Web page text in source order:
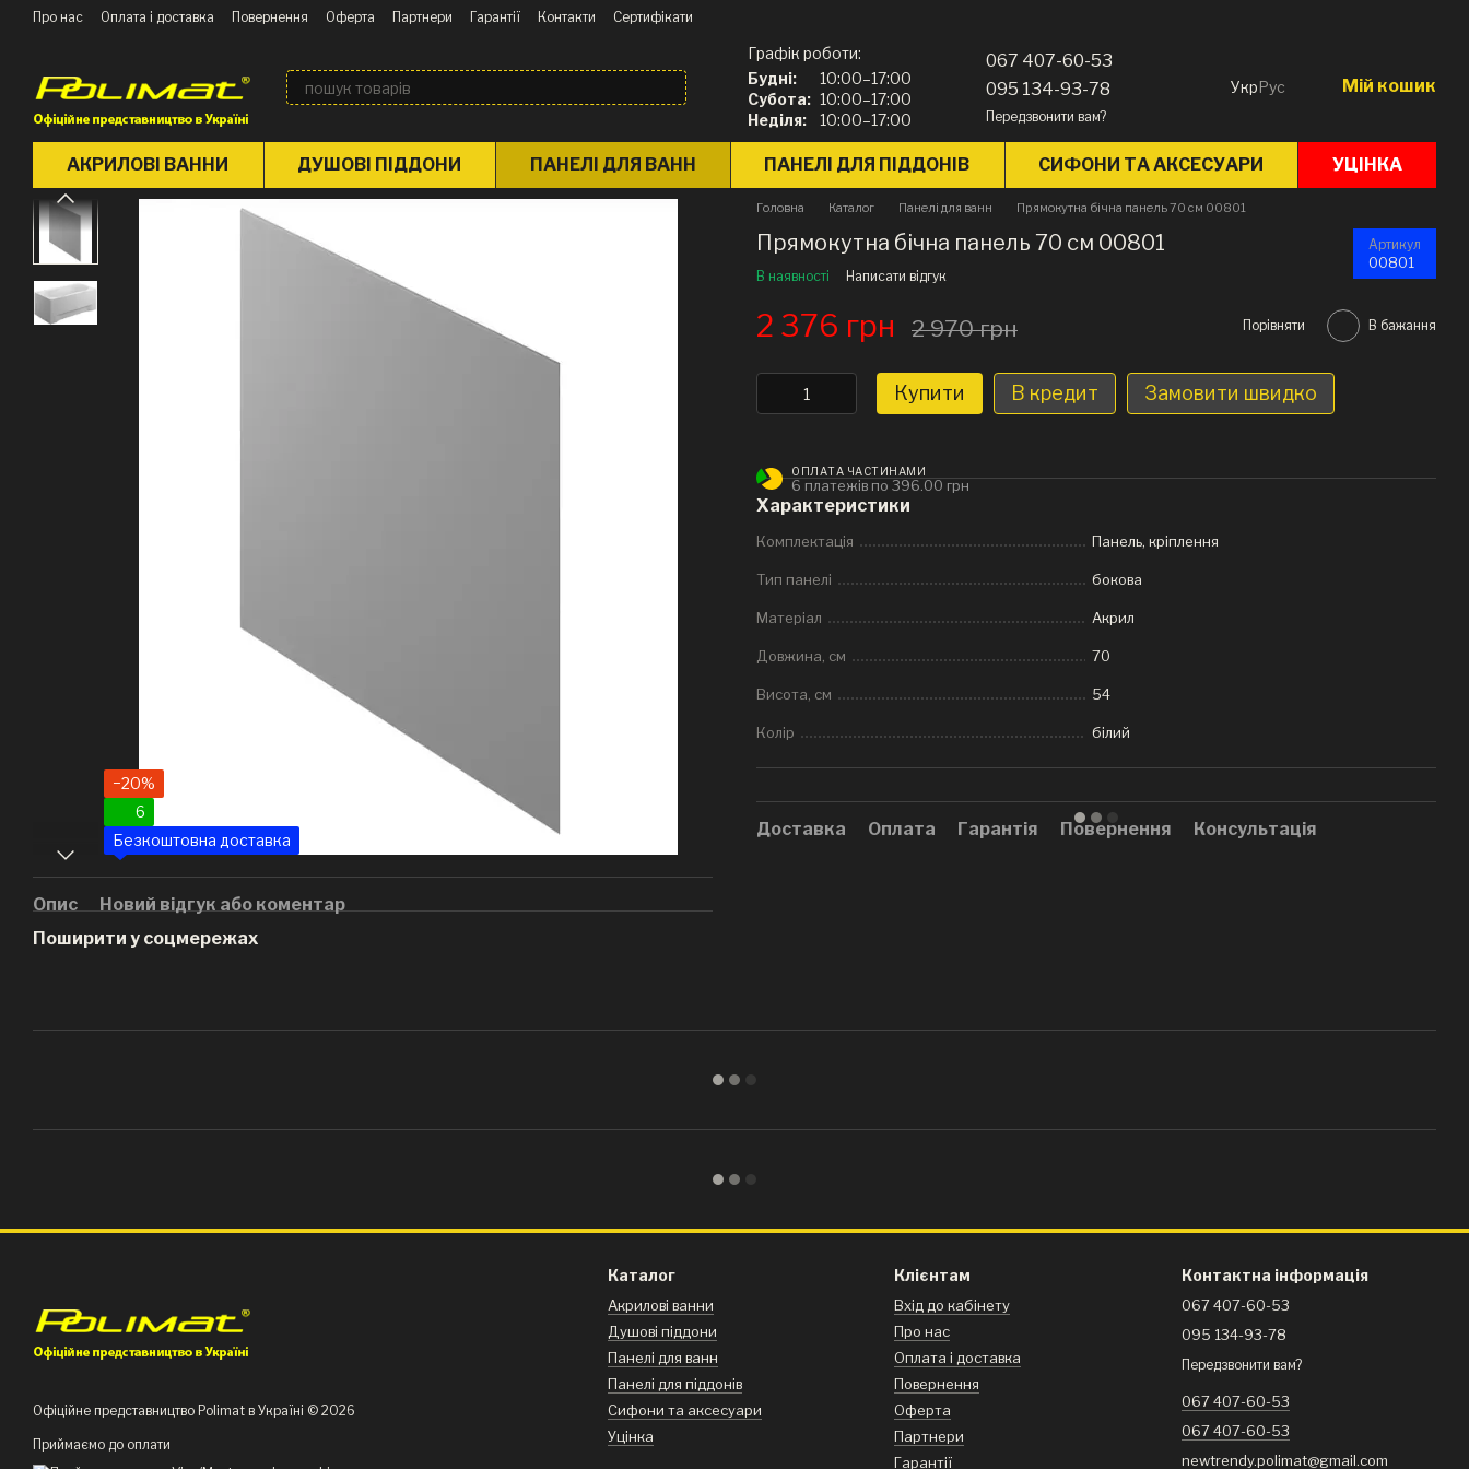
Перейти до основного контенту
Про нас Оплата і доставка Повернення Оферта Партнери Гарантії Контакти
Сертифікати
Графік роботи:
Будні:
10:00–17:00
Субота: 10:00–17:00
Неділя:
10:00–17:00
067 407-60-53
095 134-93-78
Передзвонити вам?
УкрРус Мій кошик
АКРИЛОВІ ВАННИ ДУШОВІ ПІДДОНИ ПАНЕЛІ ДЛЯ ВАНН ПАНЕЛІ ДЛЯ ПІДДОНІВ СИФОНИ ТА АКСЕСУАРИ УЦІНКА
−20%
6
Безкоштовна доставка
Опис
Новий відгук або коментар
Поширити у соцмережах
Головна Каталог Панелі для ванн Прямокутна бічна панель 70 см 00801
Прямокутна бічна панель 70 см 00801 Артикул
00801
В наявності Написати відгук
2 376 грн 2 970 грн Порівняти В бажання
Купити В кредит Замовити швидко
ОПЛАТА ЧАСТИНАМИ
6 платежів по 396.00 грн
Характеристики
Комплектація Панель, кріплення
Тип панелі бокова
Матеріал Акрил
Довжина, см 70
Висота, см 54
Колір білий
Доставка Оплата Гарантія Повернення Консультація
Офіційне представництво Polimat в Україні © 2026
Приймаємо до оплати
Каталог
Акрилові ванни
Душові піддони
Панелі для ванн
Панелі для піддонів
Сифони та аксесуари
Уцінка
Клієнтам
Вхід до кабінету
Про нас
Оплата і доставка
Повернення
Оферта
Партнери
Гарантії
Контактна інформація
067 407-60-53
095 134-93-78
Передзвонити вам?
067 407-60-53
067 407-60-53
newtrendy.polimat@gmail.com